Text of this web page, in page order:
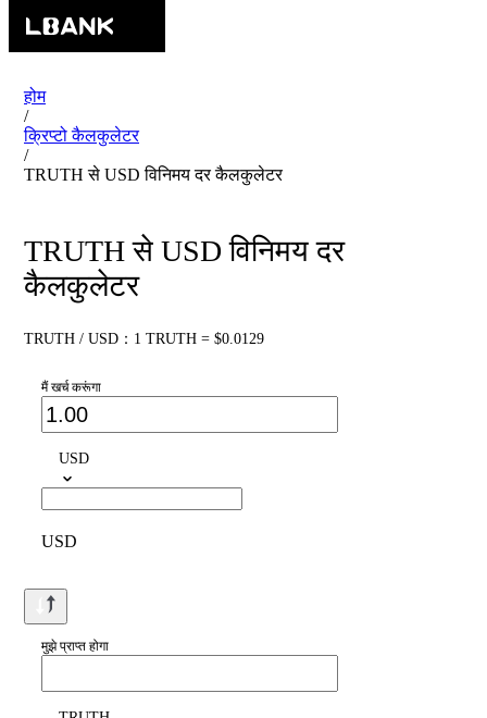
होम
/
क्रिप्टो कैलकुलेटर
/
TRUTH से USD विनिमय दर कैलकुलेटर
TRUTH से USD विनिमय दर
कैलकुलेटर
TRUTH / USD：1 TRUTH = $0.0129
मैं खर्च करूंगा
USD
USD
मुझे प्राप्त होगा